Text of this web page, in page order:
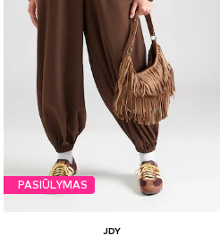
PASIŪLYMAS
JDY